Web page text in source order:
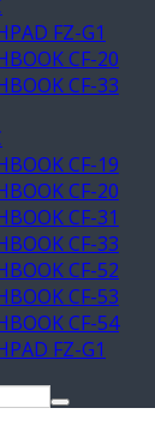
FZ-G1
CF-20
CF-33
CF-19
CF-20
CF-31
CF-33
CF-52
CF-53
CF-54
FZ-G1